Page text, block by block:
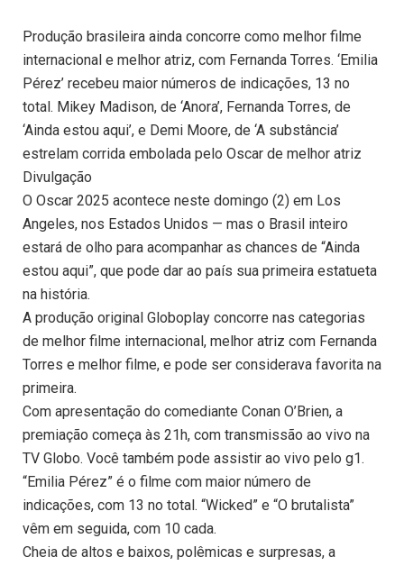
Produção brasileira ainda concorre como melhor filme
internacional e melhor atriz, com Fernanda Torres. ‘Emilia
Pérez’ recebeu maior números de indicações, 13 no
total. Mikey Madison, de ‘Anora’, Fernanda Torres, de
‘Ainda estou aqui’, e Demi Moore, de ‘A substância’
estrelam corrida embolada pelo Oscar de melhor atriz
Divulgação
O Oscar 2025 acontece neste domingo (2) em Los
Angeles, nos Estados Unidos — mas o Brasil inteiro
estará de olho para acompanhar as chances de “Ainda
estou aqui”, que pode dar ao país sua primeira estatueta
na história.
A produção original Globoplay concorre nas categorias
de melhor filme internacional, melhor atriz com Fernanda
Torres e melhor filme, e pode ser considerava favorita na
primeira.
Com apresentação do comediante Conan O’Brien, a
premiação começa às 21h, com transmissão ao vivo na
TV Globo. Você também pode assistir ao vivo pelo g1.
“Emilia Pérez” é o filme com maior número de
indicações, com 13 no total. “Wicked” e “O brutalista”
vêm em seguida, com 10 cada.
Cheia de altos e baixos, polêmicas e surpresas, a